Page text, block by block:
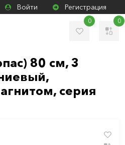
Войти Регистрация
0 0
80 см, 3
серия